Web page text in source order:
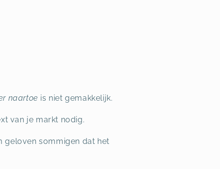
naartoe is niet gemakkelijk.
van je markt nodig.
geloven sommigen dat het